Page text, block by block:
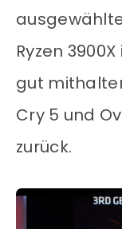
Ryzen
gut
Cry 5 und
zurück.